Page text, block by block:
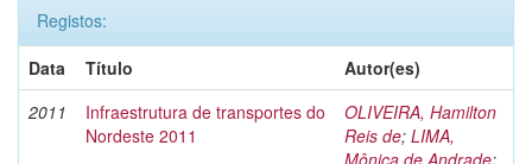
Registos:
Data
Título
Autor(es)
2011
Infraestrutura de transportes do
Nordeste 2011
OLIVEIRA, Hamilton
Reis de; LIMA,
Mônica de Andrade;